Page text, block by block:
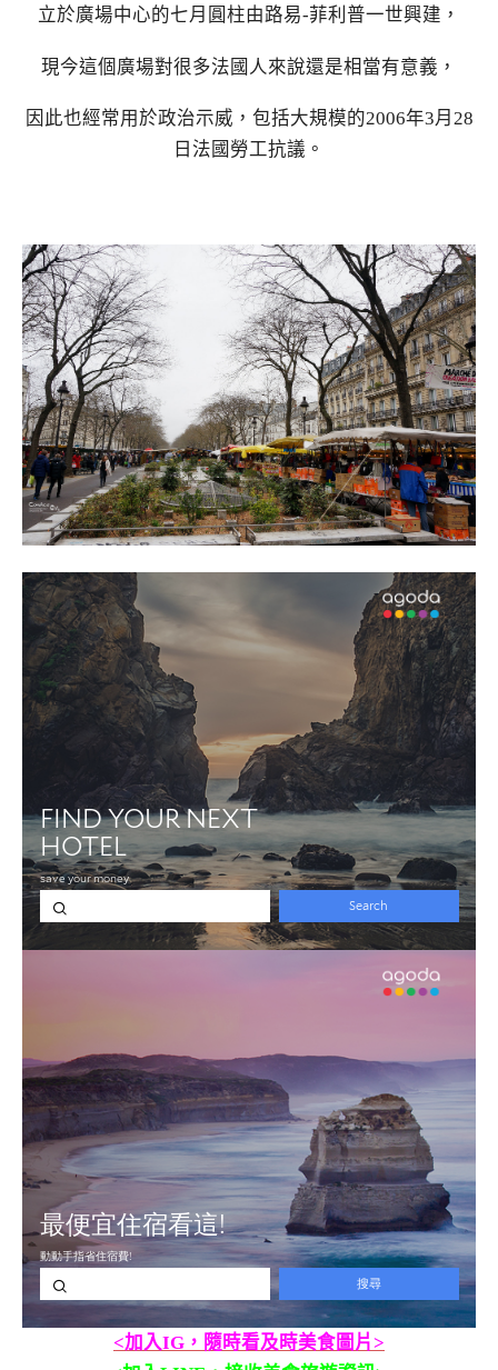
立於廣場中心的七月圓柱由路易-菲利普一世興建，
現今這個廣場對很多法國人來說還是相當有意義，
因此也經常用於政治示威，包括大規模的2006年3月28
日法國勞工抗議。
<加入IG，隨時看及時美食圖片>